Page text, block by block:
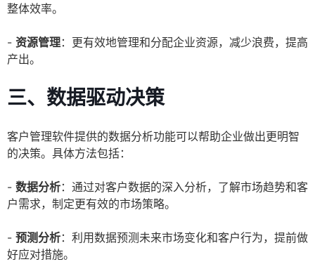
整体效率。
- 资源管理：更有效地管理和分配企业资源，减少浪费，提高
产出。
三、数据驱动决策
客户管理软件提供的数据分析功能可以帮助企业做出更明智
的决策。具体方法包括：
- 数据分析：通过对客户数据的深入分析，了解市场趋势和客
户需求，制定更有效的市场策略。
- 预测分析：利用数据预测未来市场变化和客户行为，提前做
好应对措施。